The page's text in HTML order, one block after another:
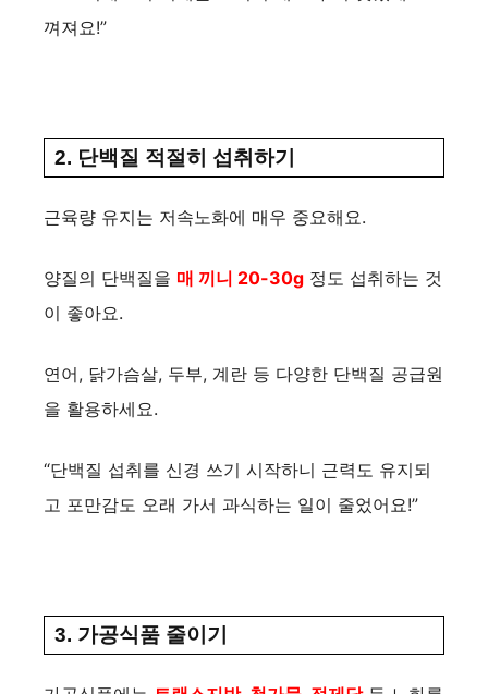
껴져요!”
2. 단백질 적절히 섭취하기
근육량 유지는 저속노화에 매우 중요해요.
양질의 단백질을 매 끼니 20-30g 정도 섭취하는 것
이 좋아요.
연어, 닭가슴살, 두부, 계란 등 다양한 단백질 공급원
을 활용하세요.
“단백질 섭취를 신경 쓰기 시작하니 근력도 유지되
고 포만감도 오래 가서 과식하는 일이 줄었어요!”
3. 가공식품 줄이기